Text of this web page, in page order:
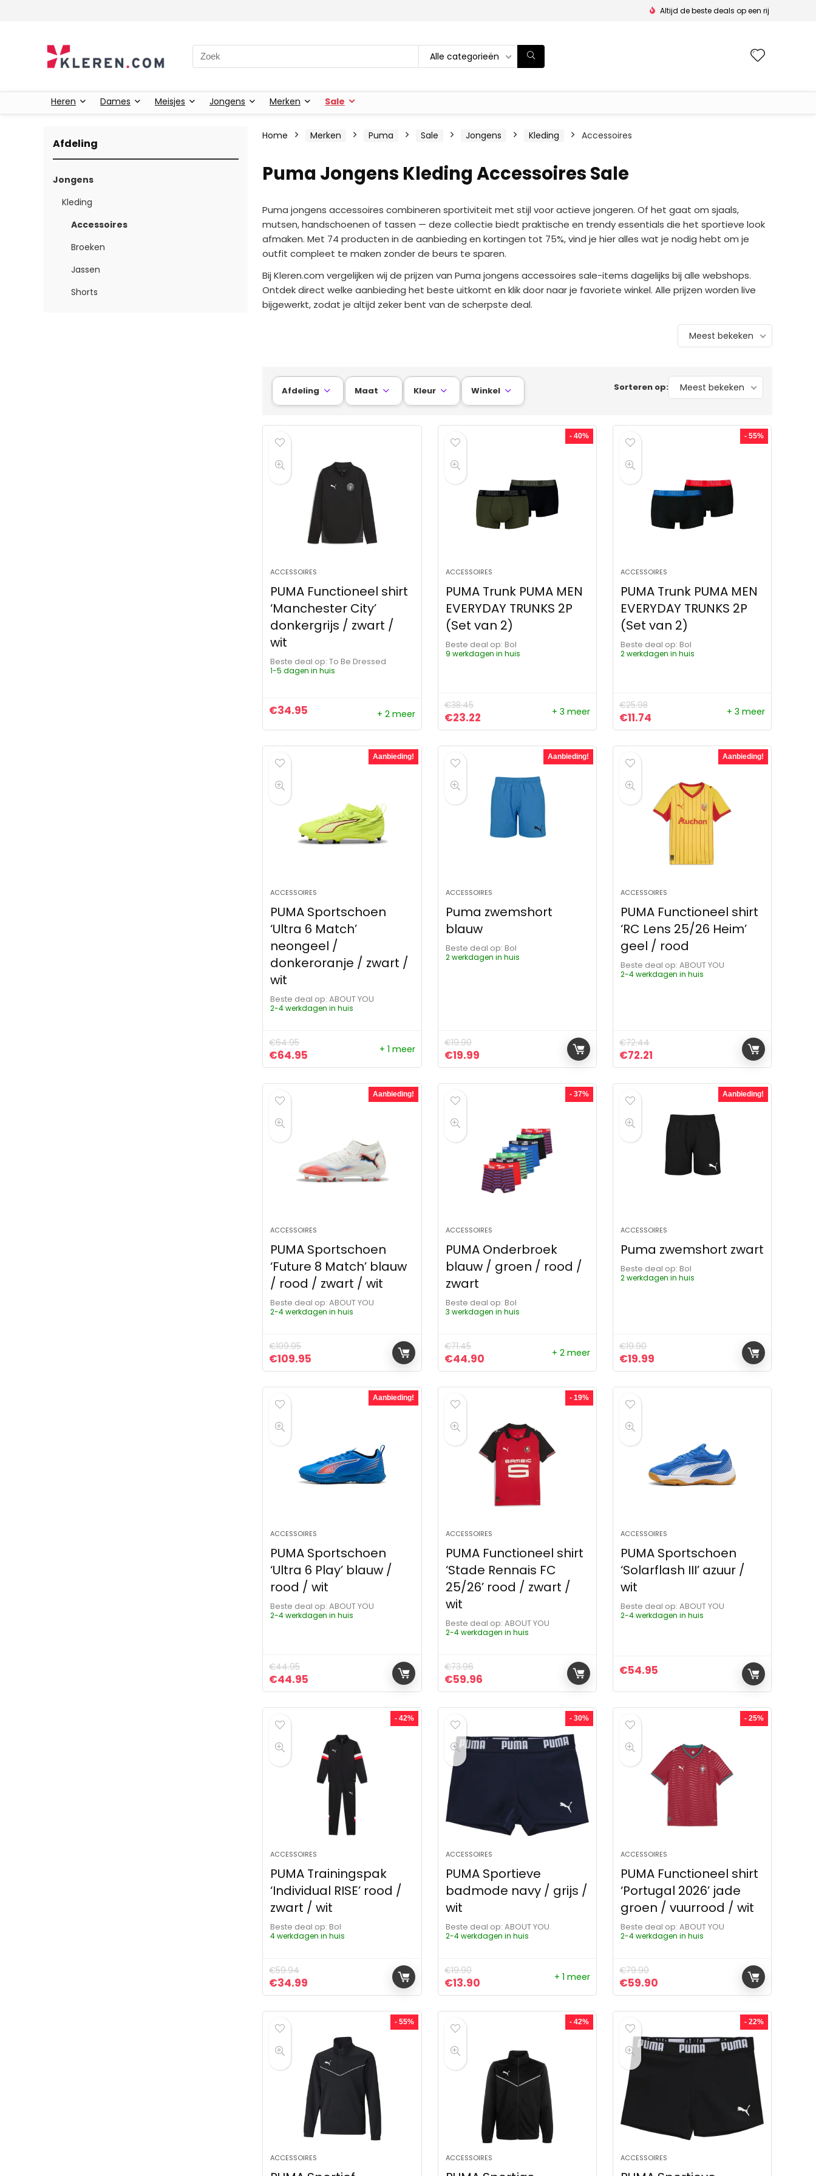
Altijd de beste deals op een rij
Zoeken naar: Alle categorieën
Heren Dames Meisjes Jongens Merken Sale
Afdeling
Jongens
Kleding
Accessoires
Broeken
Jassen
Shorts
Home Merken Puma Sale Jongens Kleding Accessoires
Puma Jongens Kleding Accessoires Sale
Puma jongens accessoires combineren sportiviteit met stijl voor actieve jongeren. Of het gaat om sjaals,
mutsen, handschoenen of tassen — deze collectie biedt praktische en trendy essentials die het sportieve look
afmaken. Met 74 producten in de aanbieding en kortingen tot 75%, vind je hier alles wat je nodig hebt om je
outfit compleet te maken zonder de beurs te sparen.
Bij Kleren.com vergelijken wij de prijzen van Puma jongens accessoires sale-items dagelijks bij alle webshops.
Ontdek direct welke aanbieding het beste uitkomt en klik door naar je favoriete winkel. Alle prijzen worden live
bijgewerkt, zodat je altijd zeker bent van de scherpste deal.
Meest bekeken
Sorteren op: Meest bekeken
Afdeling  Maat  Kleur  Winkel 
ACCESSOIRES
PUMA Functioneel shirt
‘Manchester City’
donkergrijs / zwart /
wit
Beste deal op:
To Be Dressed
1-5 dagen in huis
€34.95 + 2 meer
- 40%
ACCESSOIRES
PUMA Trunk PUMA MEN
EVERYDAY TRUNKS 2P
(Set van 2)
Beste deal op:
Bol
9 werkdagen in huis
€38.45
Oorspronkelijke prijs was: €38.45.
€23.22Huidige prijs is: €23.22.
+ 3 meer
- 55%
ACCESSOIRES
PUMA Trunk PUMA MEN
EVERYDAY TRUNKS 2P
(Set van 2)
Beste deal op:
Bol
2 werkdagen in huis
€25.98
Oorspronkelijke prijs was: €25.98.
€11.74 Huidige prijs is: €11.74.
+ 3 meer
Aanbieding!
ACCESSOIRES
PUMA Sportschoen
‘Ultra 6 Match’
neongeel /
donkeroranje / zwart /
wit
Beste deal op:
ABOUT YOU
2-4 werkdagen in huis
€64.95
Oorspronkelijke prijs was: €64.95.
€64.95 Huidige prijs is: €64.95.
+ 1 meer
Aanbieding!
ACCESSOIRES
Puma zwemshort
blauw
Beste deal op:
Bol
2 werkdagen in huis
€19.90
Oorspronkelijke prijs was: €19.90.
€19.99Huidige prijs is: €19.99.
Aanbieding!
ACCESSOIRES
PUMA Functioneel shirt
‘RC Lens 25/26 Heim’
geel / rood
Beste deal op:
ABOUT YOU
2-4 werkdagen in huis
€72.44
Oorspronkelijke prijs was: €72.44.
€72.21 Huidige prijs is: €72.21.
Aanbieding!
ACCESSOIRES
PUMA Sportschoen
‘Future 8 Match’ blauw
/ rood / zwart / wit
Beste deal op:
ABOUT YOU
2-4 werkdagen in huis
€109.95
Oorspronkelijke prijs was: €109.95.
€109.95 Huidige prijs is: €109.95.
- 37%
ACCESSOIRES
PUMA Onderbroek
blauw / groen / rood /
zwart
Beste deal op:
Bol
3 werkdagen in huis
€71.45
Oorspronkelijke prijs was: €71.45.
€44.90Huidige prijs is: €44.90.
+ 2 meer
Aanbieding!
ACCESSOIRES
Puma zwemshort zwart
Beste deal op:
Bol
2 werkdagen in huis
€19.90
Oorspronkelijke prijs was: €19.90.
€19.99 Huidige prijs is: €19.99.
Aanbieding!
ACCESSOIRES
PUMA Sportschoen
‘Ultra 6 Play’ blauw /
rood / wit
Beste deal op:
ABOUT YOU
2-4 werkdagen in huis
€44.95
Oorspronkelijke prijs was: €44.95.
€44.95 Huidige prijs is: €44.95.
- 19%
ACCESSOIRES
PUMA Functioneel shirt
‘Stade Rennais FC
25/26’ rood / zwart /
wit
Beste deal op:
ABOUT YOU
2-4 werkdagen in huis
€73.96
Oorspronkelijke prijs was: €73.96.
€59.96Huidige prijs is: €59.96.
ACCESSOIRES
PUMA Sportschoen
‘Solarflash III’ azuur /
wit
Beste deal op:
ABOUT YOU
2-4 werkdagen in huis
€54.95
- 42%
ACCESSOIRES
PUMA Trainingspak
‘Individual RISE’ rood /
zwart / wit
Beste deal op:
Bol
4 werkdagen in huis
€59.94
Oorspronkelijke prijs was: €59.94.
€34.99 Huidige prijs is: €34.99.
- 30%
ACCESSOIRES
PUMA Sportieve
badmode navy / grijs /
wit
Beste deal op:
ABOUT YOU
2-4 werkdagen in huis
€19.90
Oorspronkelijke prijs was: €19.90.
€13.90Huidige prijs is: €13.90.
+ 1 meer
- 25%
ACCESSOIRES
PUMA Functioneel shirt
‘Portugal 2026’ jade
groen / vuurrood / wit
Beste deal op:
ABOUT YOU
2-4 werkdagen in huis
€79.90
Oorspronkelijke prijs was: €79.90.
€59.90 Huidige prijs is: €59.90.
- 55%
ACCESSOIRES
- 42%
ACCESSOIRES
- 22%
ACCESSOIRES